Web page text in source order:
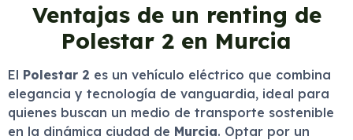
Ventajas de un renting de
Polestar 2 en Murcia
El Polestar 2 es un vehículo eléctrico que combina
elegancia y tecnología de vanguardia, ideal para
quienes buscan un medio de transporte sostenible
en la dinámica ciudad de Murcia. Optar por un